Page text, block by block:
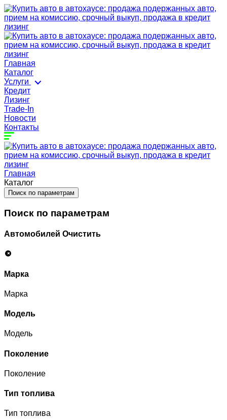
Главная
Каталог
Услуги
Кредит
Лизинг
Trade-In
Новости
Контакты
Главная
Каталог
Поиск по параметрам
Поиск по параметрам
Автомобилей Очистить
Марка
Марка
Модель
Модель
Поколение
Поколение
Тип топлива
Тип топлива